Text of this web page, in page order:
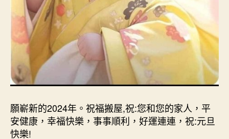
願嶄新的2024年。祝福搬屋,祝:您和您的家人，平
安健康，幸福快樂，事事順利，好運連連，祝:元旦
快樂!